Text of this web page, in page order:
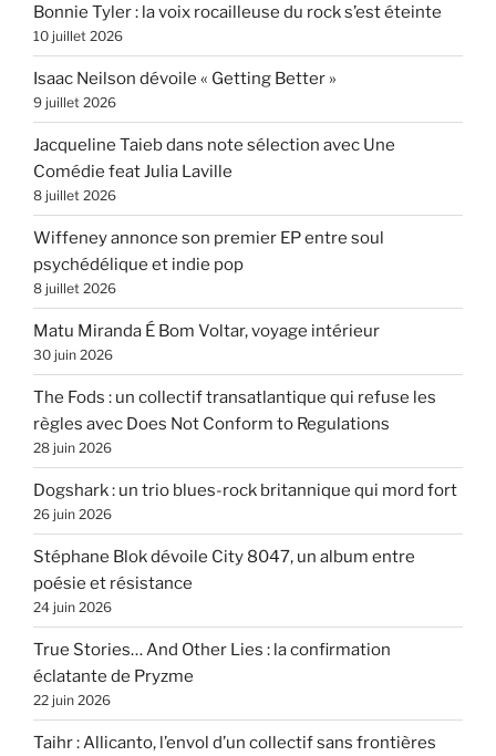
Bonnie Tyler : la voix rocailleuse du rock s’est éteinte
10 juillet 2026
Isaac Neilson dévoile « Getting Better »
9 juillet 2026
Jacqueline Taieb dans note sélection avec Une
Comédie feat Julia Laville
8 juillet 2026
Wiffeney annonce son premier EP entre soul
psychédélique et indie pop
8 juillet 2026
Matu Miranda É Bom Voltar, voyage intérieur
30 juin 2026
The Fods : un collectif transatlantique qui refuse les
règles avec Does Not Conform to Regulations
28 juin 2026
Dogshark : un trio blues-rock britannique qui mord fort
26 juin 2026
Stéphane Blok dévoile City 8047, un album entre
poésie et résistance
24 juin 2026
True Stories… And Other Lies : la confirmation
éclatante de Pryzme
22 juin 2026
Taihr : Allicanto, l’envol d’un collectif sans frontières